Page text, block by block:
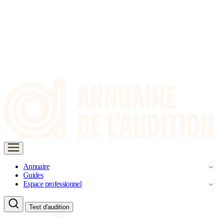
Annuaire
Guides
Espace professionnel
Test d'audition